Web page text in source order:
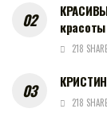
218
218